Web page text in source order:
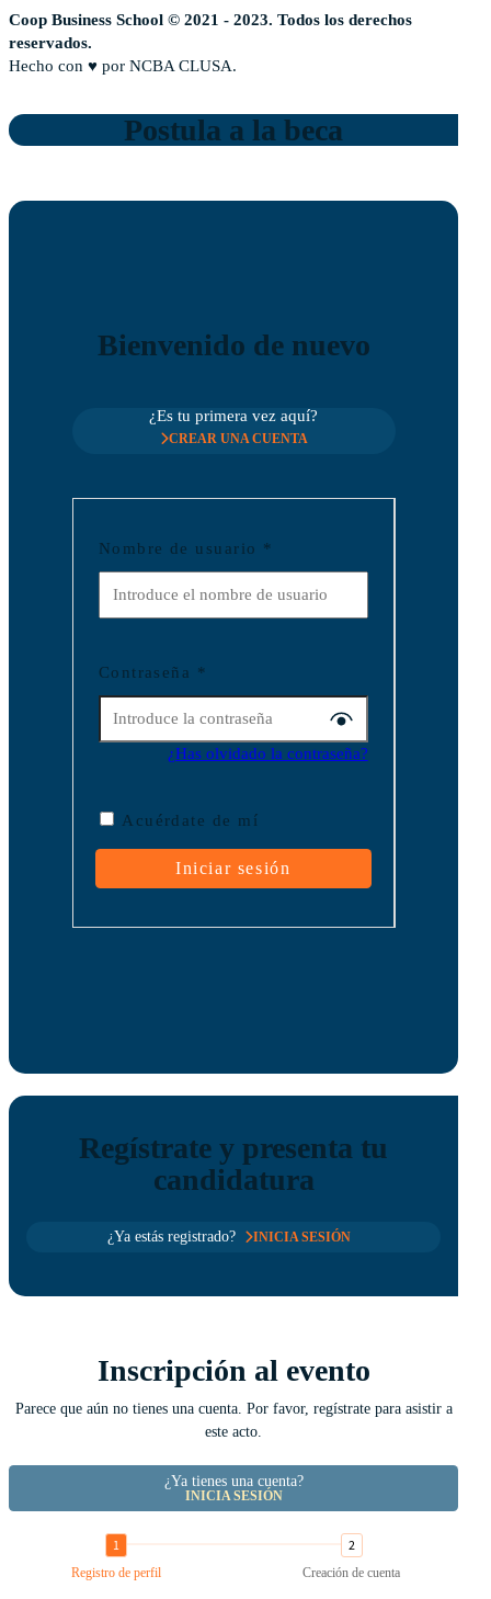
Coop Business School © 2021 - 2023. Todos los derechos
reservados.
Hecho con ♥ por NCBA CLUSA.
Postula a la beca
Bienvenido de nuevo
¿Es tu primera vez aquí?
CREAR UNA CUENTA
Nombre de usuario *
Contraseña *
¿Has olvidado la contraseña?
Acuérdate de mí
Regístrate y presenta tu
candidatura
¿Ya estás registrado? INICIA SESIÓN
Inscripción al evento
Parece que aún no tienes una cuenta. Por favor, regístrate para asistir a
este acto.
¿Ya tienes una cuenta?
INICIA SESIÓN
Registro de perfil Creación de cuenta